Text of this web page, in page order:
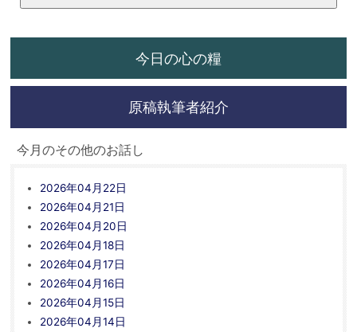
今日の心の糧
原稿執筆者紹介
今月のその他のお話し
2026年04月22日
2026年04月21日
2026年04月20日
2026年04月18日
2026年04月17日
2026年04月16日
2026年04月15日
2026年04月14日